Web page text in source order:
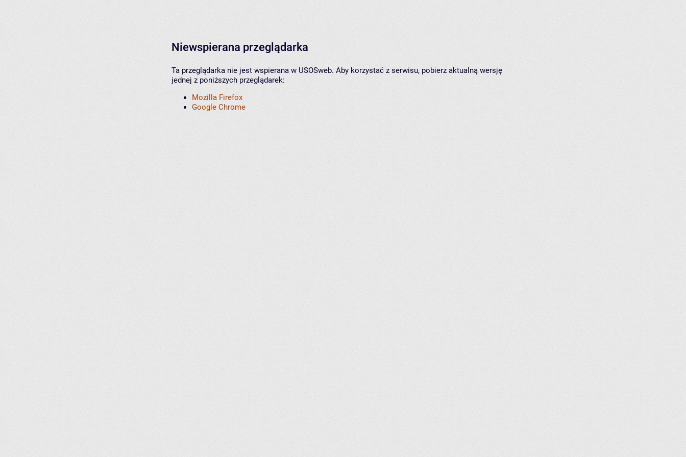
Niewspierana przeglądarka
Ta przeglądarka nie jest wspierana w USOSweb. Aby korzystać z serwisu, pobierz aktualną wersję
jednej z poniższych przeglądarek:
Mozilla Firefox
Google Chrome